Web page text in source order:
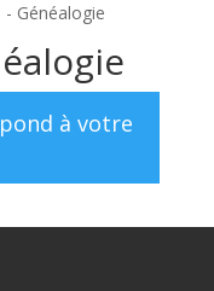
Généalogie
à votre